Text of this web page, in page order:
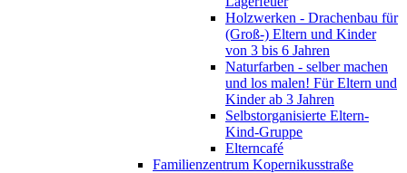
Holzwerken - Drachenbau für
(Groß-) Eltern und Kinder
von 3 bis 6 Jahren
Naturfarben - selber machen
und los malen! Für Eltern und
Kinder ab 3 Jahren
Selbstorganisierte Eltern-
Kind-Gruppe
Elterncafé
Familienzentrum Kopernikusstraße